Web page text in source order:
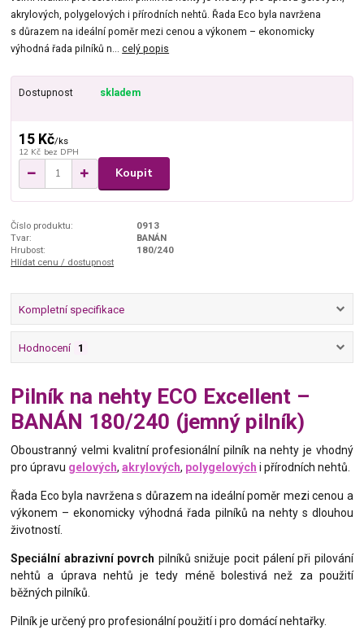
akrylových, polygelových i přírodních nehtů. Řada Eco byla navržena
s důrazem na ideální poměr mezi cenou a výkonem – ekonomicky
výhodná řada pilníků n...celý popis
Dostupnost skladem
15 Kč/ks
12 Kč bez DPH
Koupit
Číslo produktu:
0913
Tvar:
BANÁN
Hrubost:
180/240
Hlídat cenu / dostupnost
Kompletní specifikace
Hodnocení 1
Pilník na nehty ECO Excellent –
BANÁN 180/240 (jemný pilník)
Oboustranný velmi kvalitní profesionální pilník na nehty je vhodný
pro úpravu gelových,akrylových, polygelových i přírodních nehtů.
Řada Eco byla navržena s důrazem na ideální poměr mezi cenou a
výkonem – ekonomicky výhodná řada pilníků na nehty s dlouhou
životností.
Speciální abrazivní povrch pilníků snižuje pocit pálení při pilování
nehtů a úprava nehtů je tedy méně bolestivá než za použití
běžných pilníků.
Pilník je určený pro profesionální použití i pro domácí nehtařky.